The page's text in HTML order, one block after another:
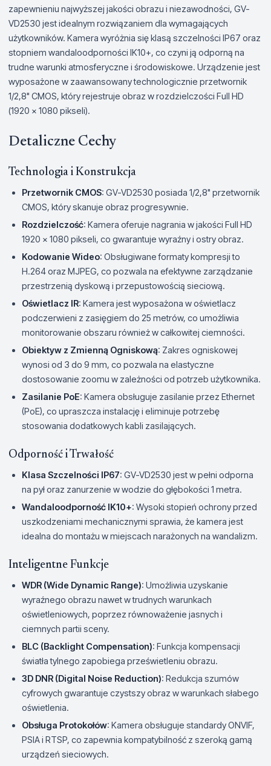
zapewnieniu najwyższej jakości obrazu i niezawodności, GV-
VD2530 jest idealnym rozwiązaniem dla wymagających
użytkowników. Kamera wyróżnia się klasą szczelności IP67 oraz
stopniem wandaloodporności IK10+, co czyni ją odporną na
trudne warunki atmosferyczne i środowiskowe. Urządzenie jest
wyposażone w zaawansowany technologicznie przetwornik
1/2,8" CMOS, który rejestruje obraz w rozdzielczości Full HD
(1920 x 1080 pikseli).
Detaliczne Cechy
Technologia i Konstrukcja
Przetwornik CMOS: GV-VD2530 posiada 1/2,8" przetwornik
CMOS, który skanuje obraz progresywnie.
Rozdzielczość: Kamera oferuje nagrania w jakości Full HD
1920 x 1080 pikseli, co gwarantuje wyraźny i ostry obraz.
Kodowanie Wideo: Obsługiwane formaty kompresji to
H.264 oraz MJPEG, co pozwala na efektywne zarządzanie
przestrzenią dyskową i przepustowością sieciową.
Oświetlacz IR: Kamera jest wyposażona w oświetlacz
podczerwieni z zasięgiem do 25 metrów, co umożliwia
monitorowanie obszaru również w całkowitej ciemności.
Obiektyw z Zmienną Ogniskową: Zakres ogniskowej
wynosi od 3 do 9 mm, co pozwala na elastyczne
dostosowanie zoomu w zależności od potrzeb użytkownika.
Zasilanie PoE: Kamera obsługuje zasilanie przez Ethernet
(PoE), co upraszcza instalację i eliminuje potrzebę
stosowania dodatkowych kabli zasilających.
Odporność i Trwałość
Klasa Szczelności IP67: GV-VD2530 jest w pełni odporna
na pył oraz zanurzenie w wodzie do głębokości 1 metra.
Wandaloodporność IK10+: Wysoki stopień ochrony przed
uszkodzeniami mechanicznymi sprawia, że kamera jest
idealna do montażu w miejscach narażonych na wandalizm.
Inteligentne Funkcje
WDR (Wide Dynamic Range): Umożliwia uzyskanie
wyraźnego obrazu nawet w trudnych warunkach
oświetleniowych, poprzez równoważenie jasnych i
ciemnych partii sceny.
BLC (Backlight Compensation): Funkcja kompensacji
światła tylnego zapobiega prześwietleniu obrazu.
3D DNR (Digital Noise Reduction): Redukcja szumów
cyfrowych gwarantuje czystszy obraz w warunkach słabego
oświetlenia.
Obsługa Protokołów: Kamera obsługuje standardy ONVIF,
PSIA i RTSP, co zapewnia kompatybilność z szeroką gamą
urządzeń sieciowych.